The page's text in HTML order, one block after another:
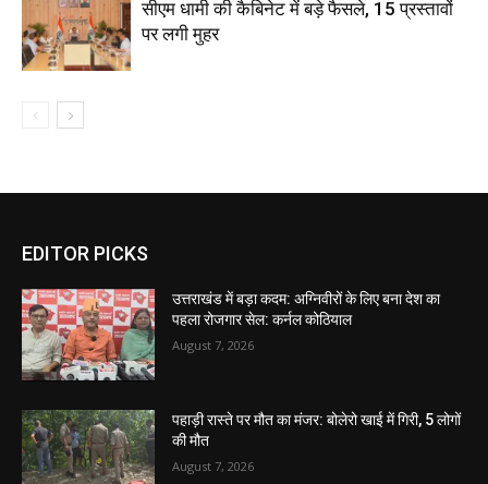
सीएम धामी की कैबिनेट में बड़े फैसले, 15 प्रस्तावों
पर लगी मुहर
EDITOR PICKS
उत्तराखंड में बड़ा कदम: अग्निवीरों के लिए बना देश का
पहला रोजगार सेल: कर्नल कोठियाल
August 7, 2026
पहाड़ी रास्ते पर मौत का मंजर: बोलेरो खाई में गिरी, 5 लोगों
की मौत
August 7, 2026